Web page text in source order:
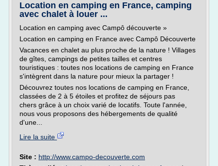
Location en camping en France, camping
avec chalet à louer ...
Location en camping avec Campô découverte »
Location en camping en France avec Campô Découverte
Vacances en chalet au plus proche de la nature ! Villages
de gîtes, campings de petites tailles et centres
touristiques : toutes nos locations de camping en France
s'intègrent dans la nature pour mieux la partager !
Découvrez toutes nos locations de camping en France,
classées de 2 à 5 étoiles et profitez de séjours pas
chers grâce à un choix varié de locatifs. Toute l'année,
nous vous proposons des hébergements de qualité
d'une...
Lire la suite
Site : http://www.campo-decouverte.com